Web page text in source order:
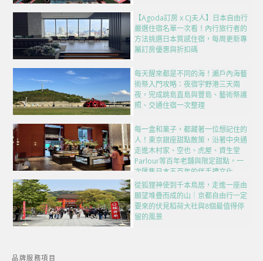
【Agoda訂房 x CJ夫人】日本自由行
嚴選住宿名單一次看！內行旅行者的
方法挑選日本質感住宿，每周更新專
屬訂房優惠與折扣碼
每天醒來都是不同的海！瀨戶內海藝
術祭入門攻略：夜宿宇野港三天兩
夜，完成跳島直島與豐島、藝術祭護
照、交通住宿一次整理
每一盒和菓子，都藏著一位想記住的
人！東京銀座甜點散策，沿著中央通
走進木村家、空也、虎屋、資生堂
Parlour等百年老舖與限定甜點，一
次匯集日本五百年的伴手禮文化
從狐狸神使到千本鳥居，走進一座由
願望堆疊而成的山｜京都自由行一定
要來的伏見稻荷大社與8個最值得停
留的風景
品牌服務項目